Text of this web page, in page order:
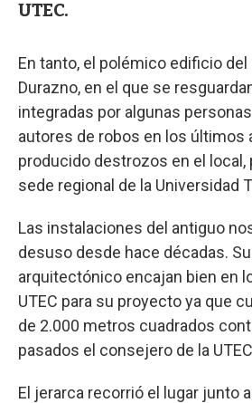
UTEC.
En tanto, el polémico edificio
Durazno, en el que se
integradas por algunas
autores de robos en los últimos
producido destrozos en el local,
sede regional de la Universidad
Las instalaciones del antiguo
desuso desde hace décadas.
arquitectónico encajan bien en
UTEC para su proyecto ya que
de 2.000 metros cuadrados
pasados el consejero de la
El jerarca recorrió el lugar junto